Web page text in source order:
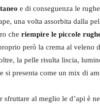
e di conseguenza le
una volta assorbita dalla
che riempire le piccole
però la crema al veleno
la pelle risulta liscia,
si presenta come un mix di
sfruttare al meglio le d’api è